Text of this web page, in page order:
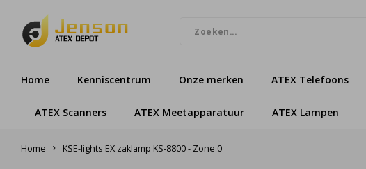
Home Kenniscentrum Onze merken ATEX Telefoons
ATEX Scanners ATEX Meetapparatuur ATEX Lampen
Home KSE-lights EX zaklamp KS-8800 - Zone 0